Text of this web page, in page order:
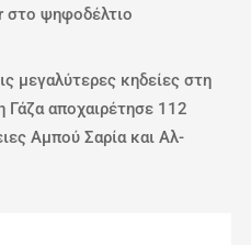
στο ψηφοδέλτιο
μεγαλύτερες κηδείες στη
Γάζα αποχαιρέτησε 112
Αμπού Σαρία και Αλ-